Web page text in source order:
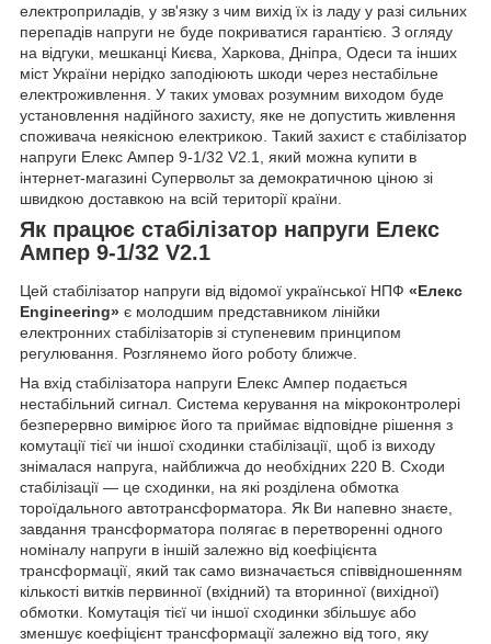
електроприладів, у зв'язку з чим вихід їх із ладу у разі сильних
перепадів напруги не буде покриватися гарантією. З огляду
на відгуки, мешканці Києва, Харкова, Дніпра, Одеси та інших
міст України нерідко заподіюють шкоди через нестабільне
електроживлення. У таких умовах розумним виходом буде
установлення надійного захисту, яке не допустить живлення
споживача неякісною електрикою. Такий захист є стабілізатор
напруги Елекс Ампер 9-1/32 V2.1, який можна купити в
інтернет-магазині Супервольт за демократичною ціною зі
швидкою доставкою на всій території країни.
Як працює стабілізатор напруги Елекс
Ампер 9-1/32 V2.1
Цей стабілізатор напруги від відомої української НПФ «Елекс
Engineering» є молодшим представником лінійки
електронних стабілізаторів зі ступеневим принципом
регулювання. Розглянемо його роботу ближче.
На вхід стабілізатора напруги Елекс Ампер подається
нестабільний сигнал. Система керування на мікроконтролері
безперервно вимірює його та приймає відповідне рішення з
комутації тієї чи іншої сходинки стабілізації, щоб із виходу
знімалася напруга, найближча до необхідних 220 В. Сходи
стабілізації — це сходинки, на які розділена обмотка
тороїдального автотрансформатора. Як Ви напевно знаєте,
завдання трансформатора полягає в перетворенні одного
номіналу напруги в іншій залежно від коефіцієнта
трансформації, який так само визначається співвідношенням
кількості витків первинної (вхідний) та вторинної (вихідної)
обмотки. Комутація тієї чи іншої сходинки збільшує або
зменшує коефіцієнт трансформації залежно від того, яку